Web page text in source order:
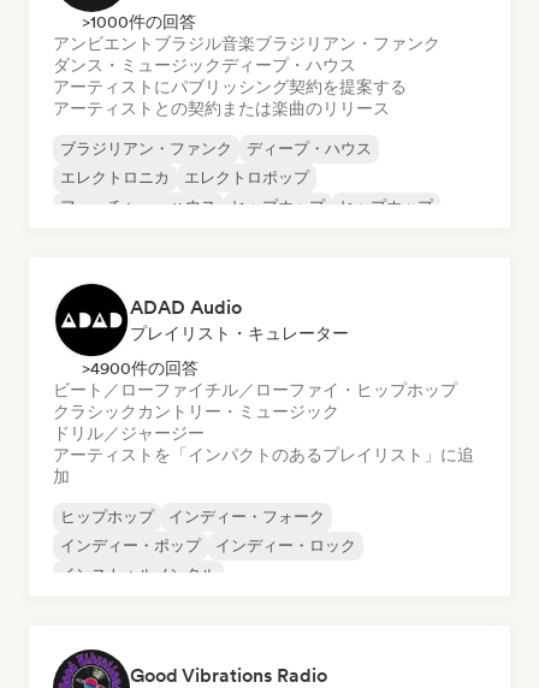
>1000件の回答
アンビエント ブラジル音楽ブラジリアン・ファンク
ダンス・ミュージックディープ・ハウス
アーティストにパブリッシング契約を提案する
アーティストとの契約または楽曲のリリース
ブラジリアン・ファンク
ディープ・ハウス
エレクトロニカ
エレクトロポップ
フューチャー・ハウス
ヒップホップ
ヒップホップ
ADAD Audio
プレイリスト・キュレーター
>4900件の回答
ビート／ローファイチル／ローファイ・ヒップホップ
クラシック カントリー・ミュージック
ドリル／ジャージー
アーティストを「インパクトのあるプレイリスト」に追
加
ヒップホップ
インディー・フォーク
インディー・ポップ
インディー・ロック
インストゥルメンタル
Good Vibrations Radio